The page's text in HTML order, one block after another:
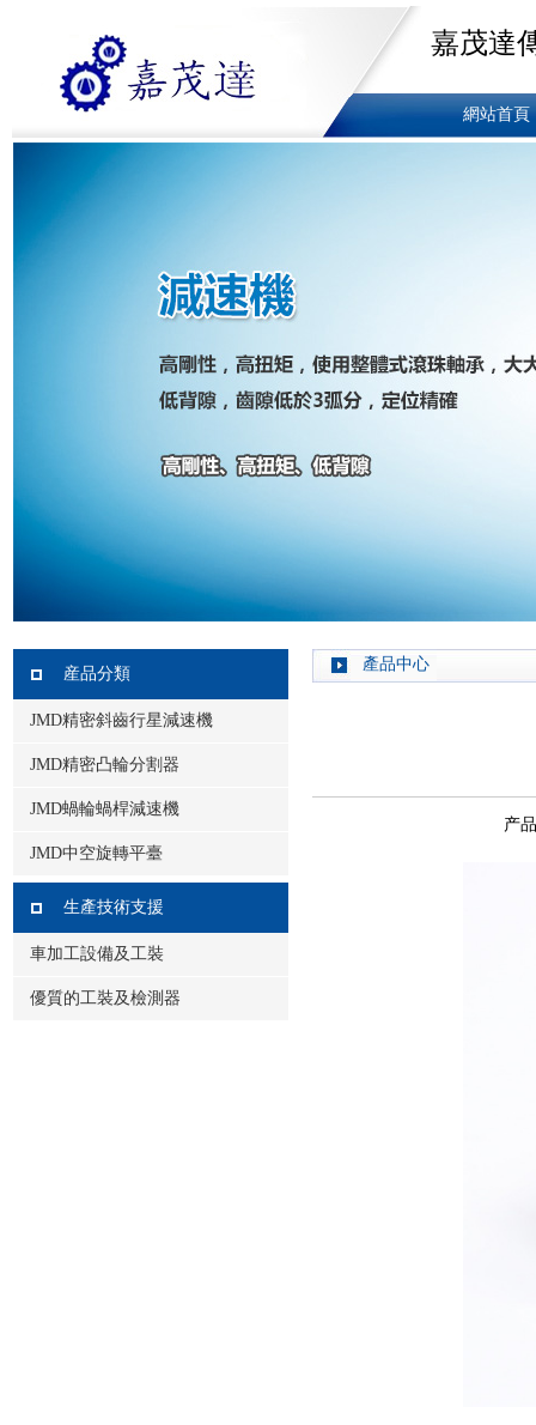
嘉茂達
網站首頁
産品分類
JMD精密斜齒行星減速機
JMD精密凸輪分割器
JMD蝸輪蝸桿減速機
JMD中空旋轉平臺
生產技術支援
車加工設備及工裝
優質的工裝及檢測器
產品中心
产